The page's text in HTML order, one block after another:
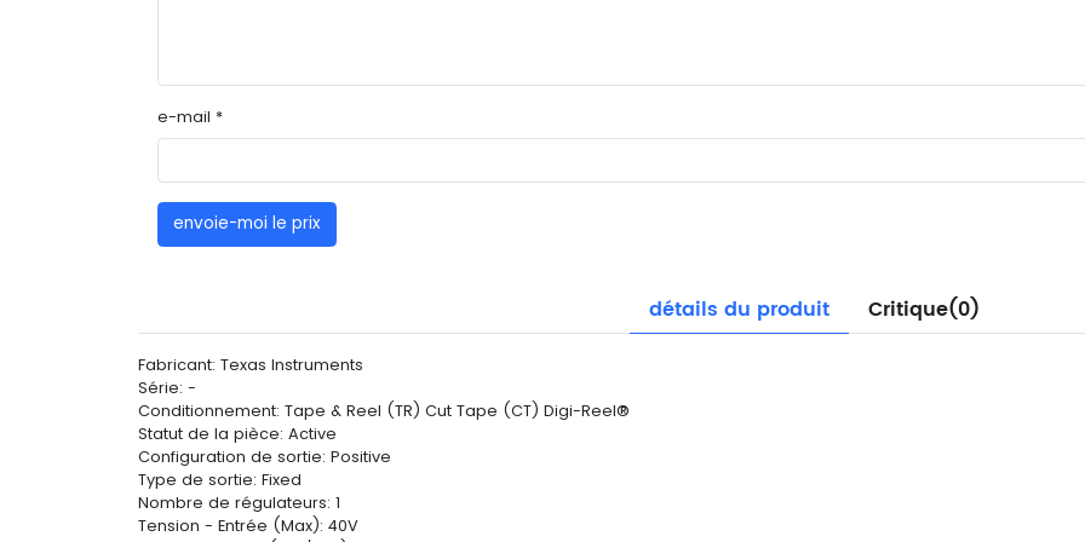
e-mail *
envoie-moi le prix
détails du produit Critique(0)
Fabricant: Texas Instruments
Série: -
Conditionnement: Tape & Reel (TR) Cut Tape (CT) Digi-Reel®
Statut de la pièce: Active
Configuration de sortie: Positive
Type de sortie: Fixed
Nombre de régulateurs: 1
Tension - Entrée (Max): 40V